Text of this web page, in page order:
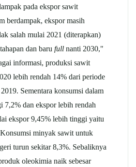
pada ekspor sawit
berdampak, ekspor masih
salah mulai 2021 (diterapkan)
dan baru full nanti 2030,"
informasi, produksi sawit
lebih rendah 14% dari periode
Sementara konsumsi dalam
7,2% dan ekspor lebih rendah
ekspor 9,45% lebih tinggi yaitu
minyak sawit untuk
turun sekitar 8,3%. Sebaliknya
oleokimia naik sebesar